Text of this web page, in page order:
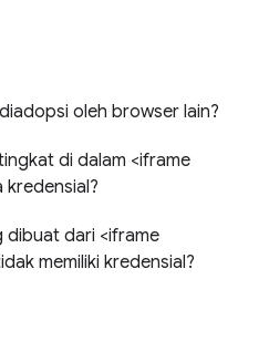
oleh browser lain?
di dalam <iframe
kredensial?
dari <iframe
memiliki kredensial?